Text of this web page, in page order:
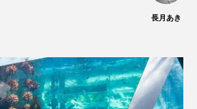
ヤマメ ヤミヨキセワタ
長月あき